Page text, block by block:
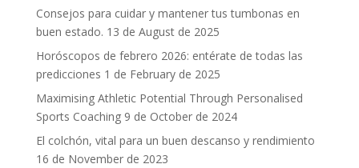
Consejos para cuidar y mantener tus tumbonas en
buen estado. 13 de August de 2025
Horóscopos de febrero 2026: entérate de todas las
predicciones 1 de February de 2025
Maximising Athletic Potential Through Personalised
Sports Coaching 9 de October de 2024
El colchón, vital para un buen descanso y rendimiento
16 de November de 2023